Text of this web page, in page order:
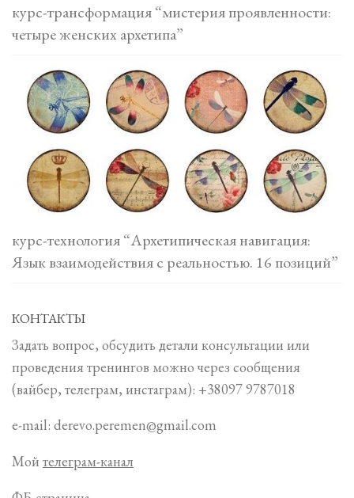
курс-трансформация “мистерия проявленности:
четыре женских архетипа”
курс-технология “Архетипическая навигация:
Язык взаимодействия с реальностью. 16 позиций”
КОНТАКТЫ
Задать вопрос, обсудить детали консультации или
проведения тренингов можно через сообщения
(вайбер, телеграм, инстаграм): +38097 9787018
e-mail: derevo.peremen@gmail.com
Мой телеграм-канал